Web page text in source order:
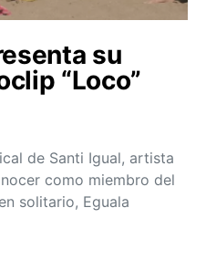
su
“Loco”
de Santi Igual, artista
como miembro del
solitario, Eguala